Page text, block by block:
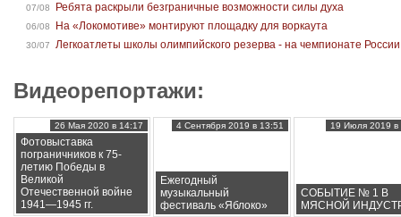
07/08 Ребята раскрыли безграничные возможности силы духа
06/08 На «Локомотиве» монтируют площадку для воркаута
30/07 Легкоатлеты школы олимпийского резерва - на чемпионате России
Видеорепортажи:
Фотовыставка
пограничников к 75-
летию Победы в
Великой
Отечественной войне
1941—1945 гг.
26 Мая 2020 в 14:17
Ежегодный
музыкальный
фестиваль «Яблоко»
4 Сентября 2019 в 13:51
СОБЫТИЕ № 1 В
МЯСНОЙ
19 Июля 2019 в